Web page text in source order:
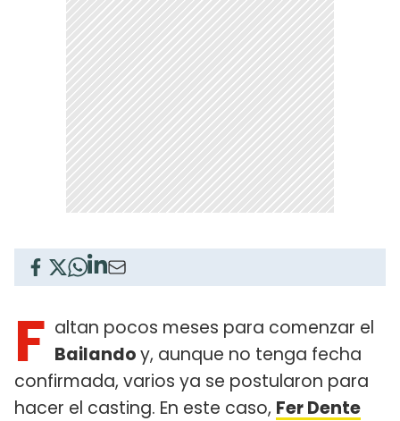
F altan pocos meses para comenzar el
Bailandoy, aunque no tenga fecha
confirmada, varios ya se postularon para
hacer el casting. En este caso, Fer Dente